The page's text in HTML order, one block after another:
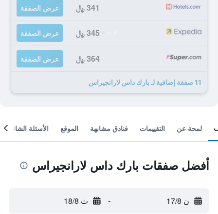
341 ﷼ عرض الصفقة
345 ﷼ عرض الصفقة
364 ﷼ عرض الصفقة
11 صفقة إضافية لـ بارك داس لارانجيراس
لمحة عن التقييمات فنادق مشابهة الموقع الأسئلة الشائعة
أفضل صفقات بارك داس لارانجيراس
ن 17/8 - ث 18/8